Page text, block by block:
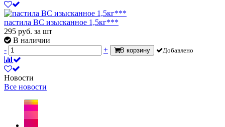
пастила ВС изысканное 1,5кг***
295 руб. за шт
В наличии
-
+ В корзину Добавлено
Новости
Все новости